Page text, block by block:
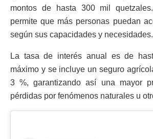
montos de hasta 300 mil
permite que más personas puedan
según sus capacidades y necesidades.
La tasa de interés anual es de
máximo y se incluye un seguro
3 %, garantizando así una mayor
pérdidas por fenómenos naturales u